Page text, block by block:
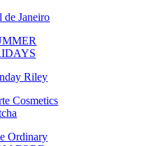
de Janeiro
Riley
Cosmetics
Ordinary